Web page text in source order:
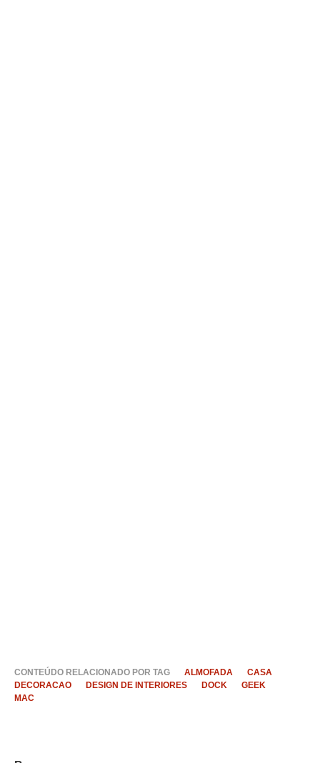
CONTEÚDO RELACIONADO POR TAG ALMOFADA
CASA
DECORACAO
DESIGN DE INTERIORES DOCK
GEEK
MAC